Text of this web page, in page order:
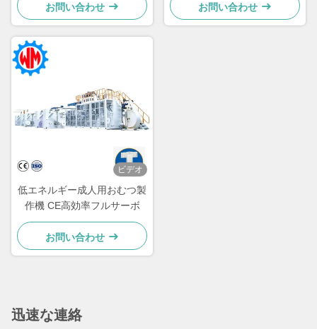
お問い合わせ お問い合わせ
ビデオ
低エネルギー成人用おむつ製
作機 CE高効率フルサーボ
お問い合わせ
迅速な連絡